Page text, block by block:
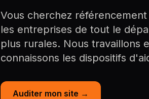
Vous cherchez référencement
les entreprises de tout le
plus rurales. Nous travaillons
connaissons les dispositifs
Auditer mon site →